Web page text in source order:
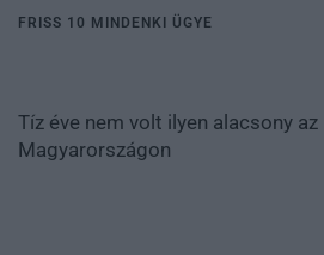
FRISS 10 MINDENKI ÜGYE
Tíz éve nem volt ilyen alacsony
Magyarországon